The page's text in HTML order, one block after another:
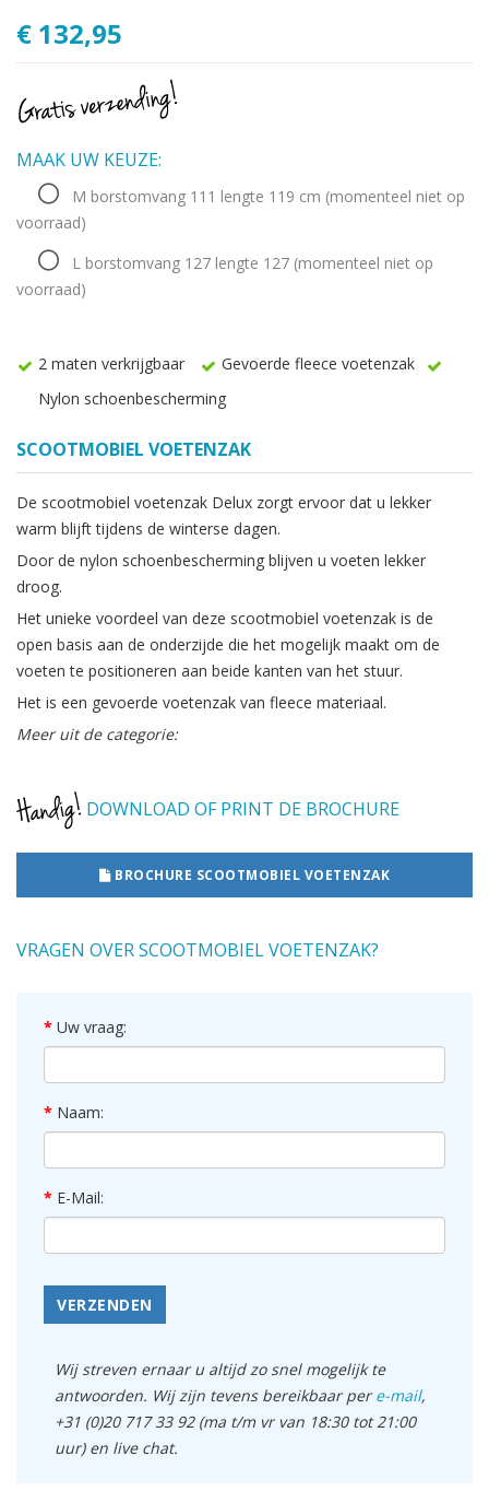
€ 132,95
MAAK UW KEUZE:
M borstomvang 111 lengte 119 cm (momenteel niet op
voorraad)
L borstomvang 127 lengte 127 (momenteel niet op
voorraad)
2 maten verkrijgbaar
Gevoerde fleece voetenzak
Nylon schoenbescherming
SCOOTMOBIEL VOETENZAK
De scootmobiel voetenzak Delux zorgt ervoor dat u lekker
warm blijft tijdens de winterse dagen.
Door de nylon schoenbescherming blijven u voeten lekker
droog.
Het unieke voordeel van deze scootmobiel voetenzak is de
open basis aan de onderzijde die het mogelijk maakt om de
voeten te positioneren aan beide kanten van het stuur.
Het is een gevoerde voetenzak van fleece materiaal.
Meer uit de categorie:
DOWNLOAD OF PRINT DE BROCHURE
BROCHURE SCOOTMOBIEL VOETENZAK
VRAGEN OVER SCOOTMOBIEL VOETENZAK?
Uw vraag:
Naam:
E-Mail:
VERZENDEN
Wij streven ernaar u altijd zo snel mogelijk te
antwoorden. Wij zijn tevens bereikbaar pere-mail,
+31 (0)20 717 33 92 (ma t/m vr van 18:30 tot 21:00
uur) en live chat.